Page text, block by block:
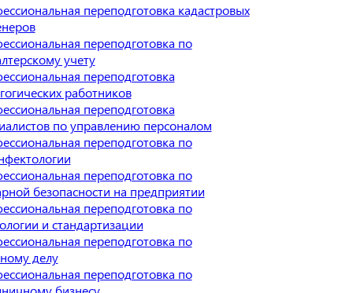
переподготовка кадастровых
переподготовка по
учету
переподготовка
работников
переподготовка
по управлению персоналом
переподготовка по
переподготовка по
безопасности на предприятии
переподготовка по
и стандартизации
переподготовка по
делу
переподготовка по